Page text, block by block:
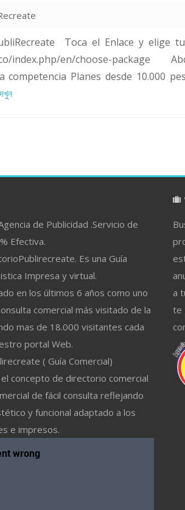
Toca el Enlace y elige
index.php/en/choose-package
Planes desde 10.000
de Publicidad .Servicio de
Efectiva.
Es una Guía
Impresa y virtual.
en los últimos 6 años como uno
comercial más visitado de la
mas de 18.000 visitantes cada
portal Web.
( Guía Comercial)
el concepto de directorio comercial
de fácil consulta reflejando
y funcional adaptado a los
e impresos.
a
te